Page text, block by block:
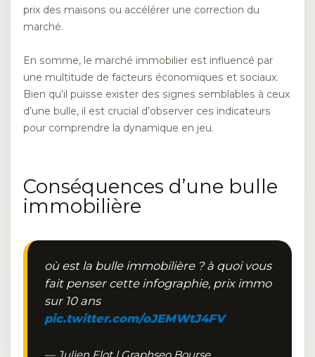
prix des maisons ou accélérer une correction du
marché.
En somme, le marché immobilier est influencé par
une multitude de facteurs économiques et sociaux.
Bien qu’il puisse exister des signes semblables à ceux
d’une bulle, il est crucial d’observer ces indicateurs
pour comprendre la dynamique en jeu.
Conséquences d’une bulle
immobilière
où est la bulle immobilière ? à quoi vous
fait penser cette infographie, prix immo
sur 10 ans
pic.twitter.com/oJEMWtJ4FV